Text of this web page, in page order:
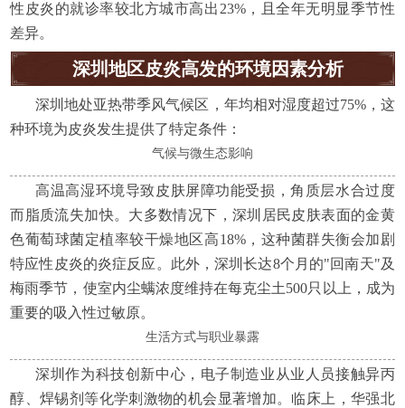
性皮炎的就诊率较北方城市高出23%，且全年无明显季节性
差异。
深圳地区皮炎高发的环境因素分析
深圳地处亚热带季风气候区，年均相对湿度超过75%，这
种环境为皮炎发生提供了特定条件：
气候与微生态影响
高温高湿环境导致皮肤屏障功能受损，角质层水合过度
而脂质流失加快。大多数情况下，深圳居民皮肤表面的金黄
色葡萄球菌定植率较干燥地区高18%，这种菌群失衡会加剧
特应性皮炎的炎症反应。此外，深圳长达8个月的"回南天"及
梅雨季节，使室内尘螨浓度维持在每克尘土500只以上，成为
重要的吸入性过敏原。
生活方式与职业暴露
深圳作为科技创新中心，电子制造业从业人员接触异丙
醇、焊锡剂等化学刺激物的机会显著增加。临床上，华强北